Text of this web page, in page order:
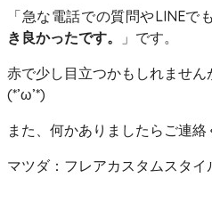
「急な電話での質問やLINEで
き良かったです。
」です。
赤で少し目立つかもしれませ
(*’ω’*)
また、何かありましたらご連絡
マツダ：フレアカスタムスタイ